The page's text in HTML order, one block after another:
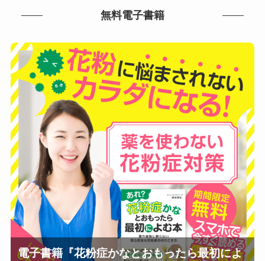
無料電子書籍
電子書籍『花粉症かなとおもったら最初によ